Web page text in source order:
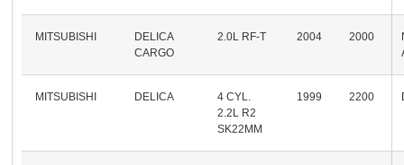
MITSUBISHI
DELICA
CARGO
2.0L RF-T 2004 2000
MITSUBISHI DELICA
4 CYL.
2.2L R2
SK22MM
1999 2200